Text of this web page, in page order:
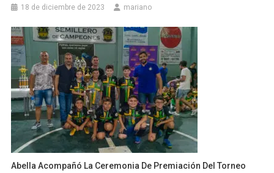
18 de diciembre de 2023 mariano
Abella Acompañó La Ceremonia De Premiación Del Torneo